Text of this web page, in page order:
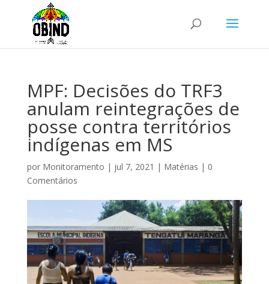
MPF: Decisões do TRF3
anulam reintegrações de
posse contra territórios
indígenas em MS
por Monitoramento | jul 7, 2021 | Matérias | 0
Comentários